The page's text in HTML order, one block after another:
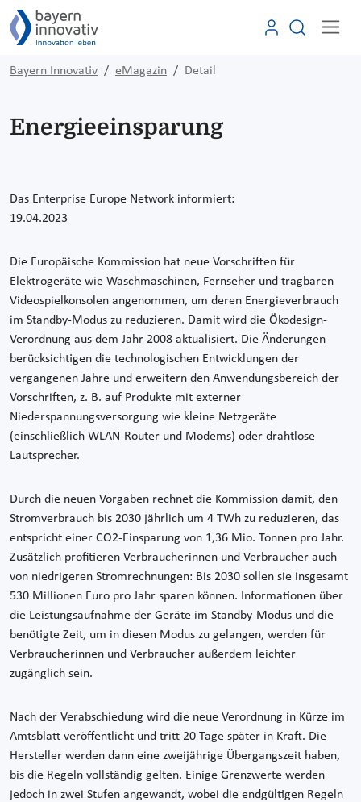
Bayern Innovativ eMagazin Detail
Energieeinsparung
Das Enterprise Europe Network informiert:
19.04.2023
Die Europäische Kommission hat neue Vorschriften für
Elektrogeräte wie Waschmaschinen, Fernseher und tragbaren
Videospielkonsolen angenommen, um deren Energieverbrauch
im Standby-Modus zu reduzieren. Damit wird die Ökodesign-
Verordnung aus dem Jahr 2008 aktualisiert. Die Änderungen
berücksichtigen die technologischen Entwicklungen der
vergangenen Jahre und erweitern den Anwendungsbereich der
Vorschriften, z. B. auf Produkte mit externer
Niederspannungsversorgung wie kleine Netzgeräte
(einschließlich WLAN-Router und Modems) oder drahtlose
Lautsprecher.
Durch die neuen Vorgaben rechnet die Kommission damit, den
Stromverbrauch bis 2030 jährlich um 4 TWh zu reduzieren, das
entspricht einer CO2-Einsparung von 1,36 Mio. Tonnen pro Jahr.
Zusätzlich profitieren Verbraucherinnen und Verbraucher auch
von niedrigeren Stromrechnungen: Bis 2030 sollen sie insgesamt
530 Millionen Euro pro Jahr sparen können. Informationen über
die Leistungsaufnahme der Geräte im Standby-Modus und die
benötigte Zeit, um in diesen Modus zu gelangen, werden für
Verbraucherinnen und Verbraucher außerdem leichter
zugänglich sein.
Nach der Verabschiedung wird die neue Verordnung in Kürze im
Amtsblatt veröffentlicht und tritt 20 Tage später in Kraft. Die
Hersteller werden dann eine zweijährige Übergangszeit haben,
bis die Regeln vollständig gelten. Einige Grenzwerte werden
jedoch in zwei Stufen angewandt, wobei die endgültigen Regeln